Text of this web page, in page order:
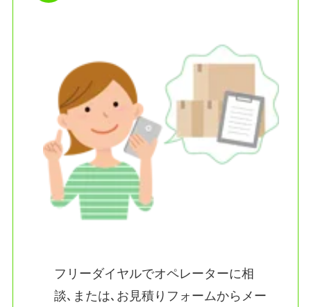
フリーダイヤルでオペレーターに相
談､または､お見積りフォームからメー